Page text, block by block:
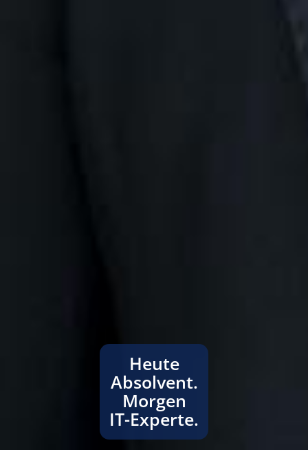
Heute
Absolvent.
Morgen
IT-Experte.